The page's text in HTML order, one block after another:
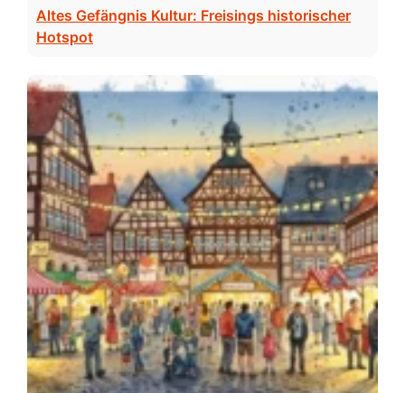
Altes Gefängnis Kultur: Freisings historischer
Hotspot